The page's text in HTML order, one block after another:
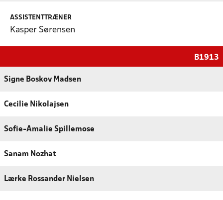
ASSISTENTTRÆNER
Kasper Sørensen
B1913
Signe Boskov Madsen
Cecilie Nikolajsen
Sofie-Amalie Spillemose
Sanam Nozhat
Lærke Rossander Nielsen